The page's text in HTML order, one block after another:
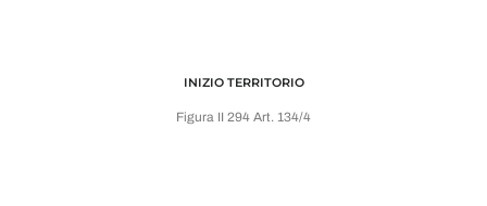
INIZIO TERRITORIO
Figura II 294 Art. 134/4